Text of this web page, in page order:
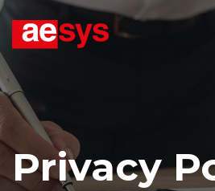
Privacy